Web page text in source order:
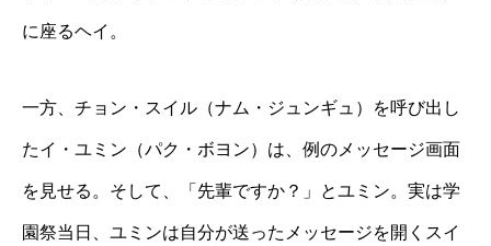
に座るヘイ。
一方、チョン・スイル（ナム・ジュンギュ）を呼び出し
たイ・ユミン（パク・ボヨン）は、例のメッセージ画面
を見せる。そして、「先輩ですか？」とユミン。実は学
園祭当日、ユミンは自分が送ったメッセージを開くスイ